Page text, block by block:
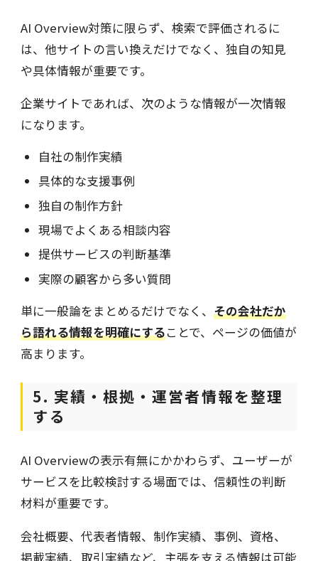
AI Overview対策に限らず、検索で評価されるに
は、他サイトの言い換えだけでなく、独自の知見
や具体情報が重要です。
企業サイトであれば、次のような情報が一次情報
になります。
自社の制作実績
具体的な支援事例
独自の制作方針
現場でよくある相談内容
提供サービスの判断基準
実際の顧客から多い質問
単に一般論をまとめるだけでなく、 その会社だか
ら語れる情報を明確にすることで、ページの価値が
高まります。
5. 実績・根拠・運営者情報を整理
する
AI Overviewの表示有無にかかわらず、ユーザーが
サービスを比較検討する場面では、信頼性の判断
材料が重要です。
会社概要、代表者情報、制作実績、事例、資格、
掲載実績、取引実績など、主張を支える情報は可能